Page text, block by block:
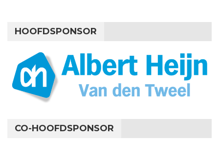
HOOFDSPONSOR
CO-HOOFDSPONSOR